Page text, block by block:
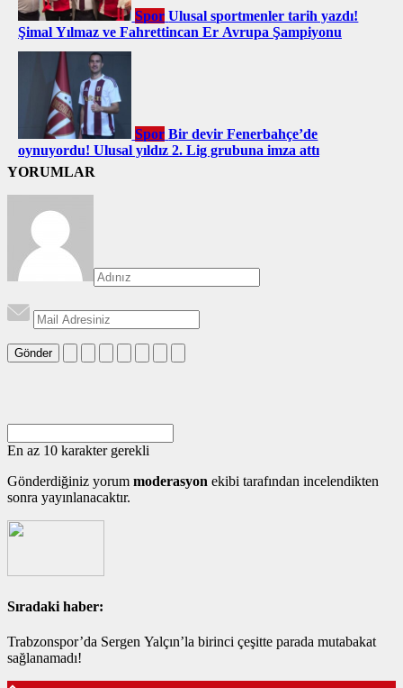
Spor Ulusal sportmenler tarih yazdı!
Şimal Yılmaz ve Fahrettincan Er Avrupa Şampiyonu
Spor Bir devir Fenerbahçe’de
oynuyordu! Ulusal yıldız 2. Lig grubuna imza attı
YORUMLAR
Gönder
En az 10 karakter gerekli
Gönderdiğiniz yorum moderasyon ekibi tarafından incelendikten
sonra yayınlanacaktır.
Sıradaki haber:
Trabzonspor’da Sergen Yalçın’la birinci çeşitte parada mutabakat
sağlanamadı!